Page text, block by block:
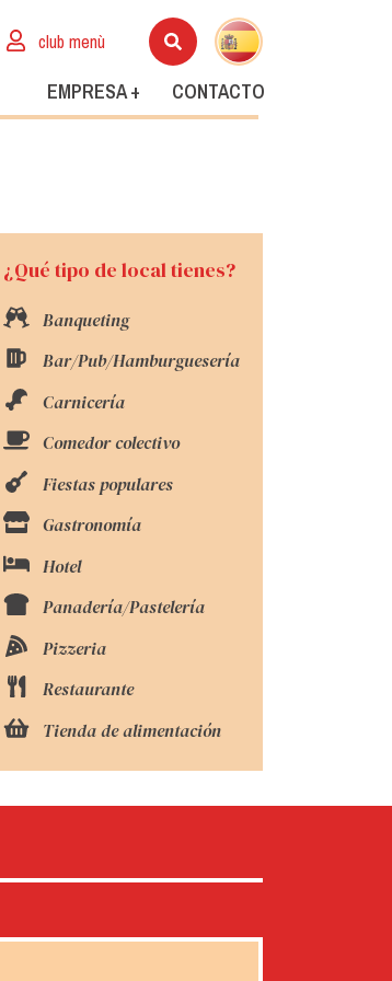
club menù
EMPRESA + CONTACTO
¿Qué tipo de local tienes?
Banqueting
Bar/Pub/Hamburguesería
Carnicería
Comedor colectivo
Fiestas populares
Gastronomía
Hotel
Panadería/Pastelería
Pizzeria
Restaurante
Tienda de alimentación